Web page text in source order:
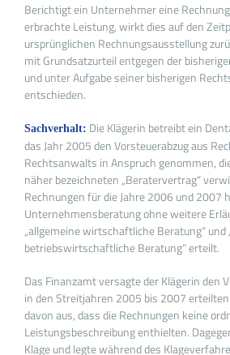
Berichtigt ein Unternehmer eine
erbrachte Leistung, wirkt dies auf den
ursprünglichen Rechnungsausstellung
mit Grundsatzurteil entgegen der
und unter Aufgabe seiner bisherigen
entschieden.
Sachverhalt: Die Klägerin betreibt ein
das Jahr 2005 den Vorsteuerabzug aus
Rechtsanwalts in Anspruch genommen,
näher bezeichneten „Beratervertrag“
Rechnungen für die Jahre 2006 und 2007
Unternehmensberatung ohne weitere
„allgemeine wirtschaftliche Beratung“ und
betriebswirtschaftliche Beratung“ erteilt.
Das Finanzamt versagte der Klägerin den
in den Streitjahren 2005 bis 2007
davon aus, dass die Rechnungen keine
Leistungsbeschreibung enthielten.
Klage und legte während des